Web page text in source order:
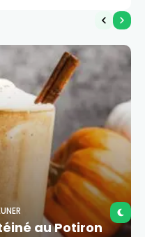
au Potiron